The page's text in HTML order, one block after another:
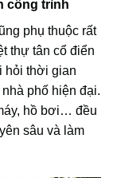
công trình
phụ thuộc rất
thự tân cổ điển
hỏi thời gian
phố hiện đại.
hồ bơi… đều
sâu và làm